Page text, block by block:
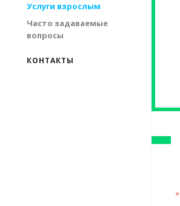
Услуги взрослым
Часто задаваемые
вопросы
КОНТАКТЫ